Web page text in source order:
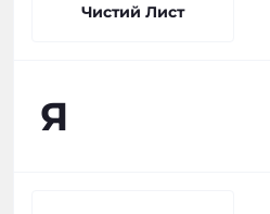
Чистий Лист
Я